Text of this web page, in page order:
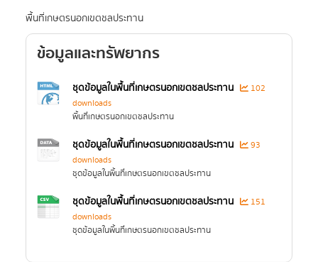
พื้นที่เกษตรนอกเขตชลประทาน
ข้อมูลและทรัพยากร
ชุดข้อมูลในพื้นที่เกษตรนอกเขตชลประทาน
102
downloads
พื้นที่เกษตรนอกเขตชลประทาน
ชุดข้อมูลในพื้นที่เกษตรนอกเขตชลประทาน
93
downloads
ชุดข้อมูลในพื้นที่เกษตรนอกเขตชลประทาน
ชุดข้อมูลในพื้นที่เกษตรนอกเขตชลประทาน
151
downloads
ชุดข้อมูลในพื้นที่เกษตรนอกเขตชลประทาน